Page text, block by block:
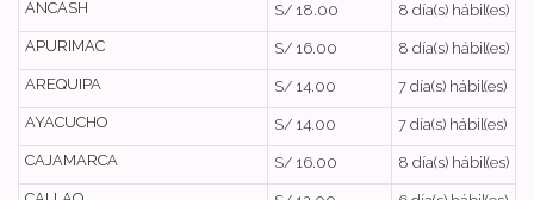
ANCASH
S/ 18.00
8 día(s) hábil(es)
APURIMAC
S/ 16.00
8 día(s) hábil(es)
AREQUIPA
S/ 14.00
7 día(s) hábil(es)
AYACUCHO
S/ 14.00
7 día(s) hábil(es)
CAJAMARCA
S/ 16.00
8 día(s) hábil(es)